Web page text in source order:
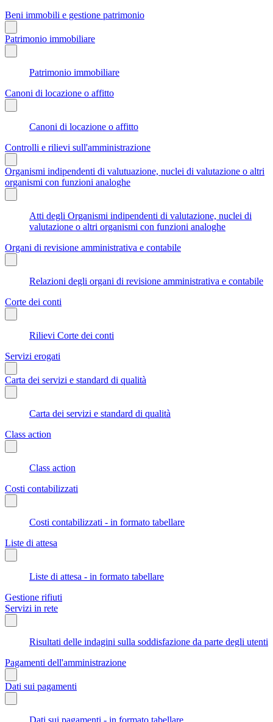
Beni immobili e gestione patrimonio
Patrimonio immobiliare
Patrimonio immobiliare
Canoni di locazione o affitto
Canoni di locazione o affitto
Controlli e rilievi sull'amministrazione
Organismi indipendenti di valutuazione, nuclei di valutazione o altri
organismi con funzioni analoghe
Atti degli Organismi indipendenti di valutazione, nuclei di
valutazione o altri organismi con funzioni analoghe
Organi di revisione amministrativa e contabile
Relazioni degli organi di revisione amministrativa e contabile
Corte dei conti
Rilievi Corte dei conti
Servizi erogati
Carta dei servizi e standard di qualità
Carta dei servizi e standard di qualità
Class action
Class action
Costi contabilizzati
Costi contabilizzati - in formato tabellare
Liste di attesa
Liste di attesa - in formato tabellare
Gestione rifiuti
Servizi in rete
Risultati delle indagini sulla soddisfazione da parte degli utenti
Pagamenti dell'amministrazione
Dati sui pagamenti
Dati sui pagamenti - in formato tabellare